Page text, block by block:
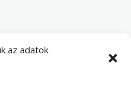
az adatok